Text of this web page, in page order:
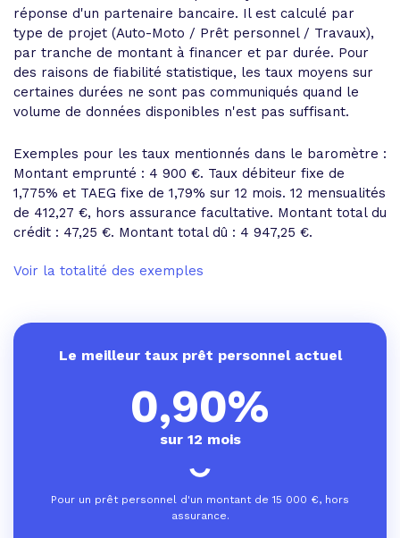
réponse d'un partenaire bancaire. Il est calculé par
type de projet (Auto-Moto / Prêt personnel / Travaux),
par tranche de montant à financer et par durée. Pour
des raisons de fiabilité statistique, les taux moyens sur
certaines durées ne sont pas communiqués quand le
volume de données disponibles n'est pas suffisant.
Exemples pour les taux mentionnés dans le baromètre :
Montant emprunté : 4 900 €. Taux débiteur fixe de
1,775% et TAEG fixe de 1,79% sur 12 mois. 12 mensualités
de 412,27 €, hors assurance facultative. Montant total du
crédit : 47,25 €. Montant total dû : 4 947,25 €.
Voir la totalité des exemples
Le meilleur taux prêt personnel actuel
0,90%
sur 12 mois
Pour un prêt personnel d'un montant de 15 000 €, hors
assurance.